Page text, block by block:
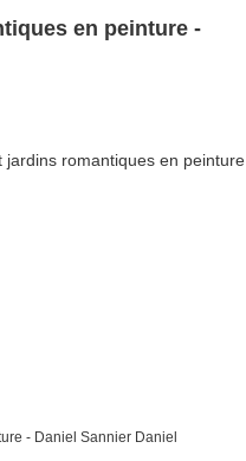
en peinture -
- Daniel Sannier Daniel